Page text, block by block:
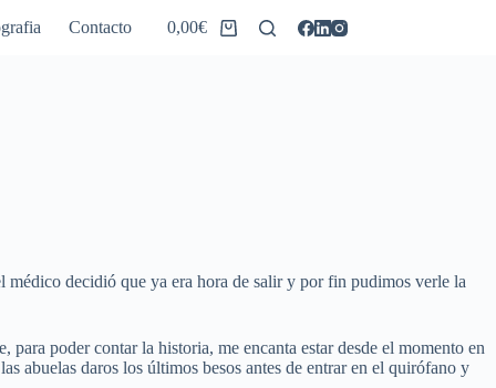
Contacto
Carro
0,00€
médico decidió que ya era hora de salir y por fin pudimos verle la
para poder contar la historia, me encanta estar desde el momento en
abuelas daros los últimos besos antes de entrar en el quirófano y